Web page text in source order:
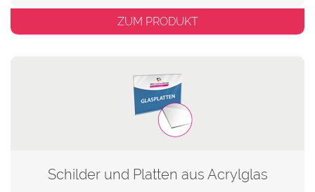
ZUM PRODUKT
Schilder und Platten aus Acrylglas